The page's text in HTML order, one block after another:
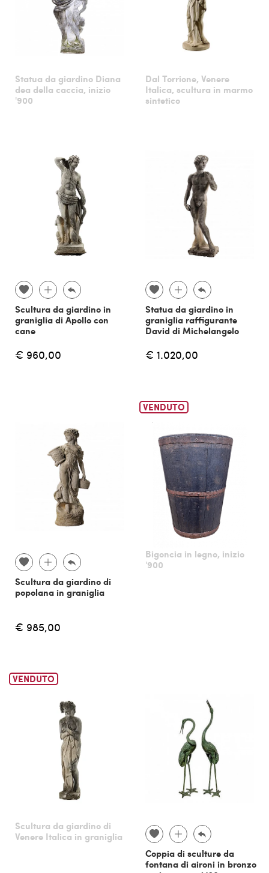
Statua da giardino Diana
dea della caccia, inizio
'900
Dal Torrione, Venere
Italica, scultura in marmo
sintetico
Scultura da giardino in
graniglia di Apollo con
cane
€ 960,00
Statua da giardino in
graniglia raffigurante
David di Michelangelo
€ 1.020,00
Scultura da giardino di
popolana in graniglia
€ 985,00
VENDUTO
Bigoncia in legno, inizio
'900
VENDUTO
Scultura da giardino di
Venere Italica in graniglia
Coppia di sculture da
fontana di aironi in bronzo